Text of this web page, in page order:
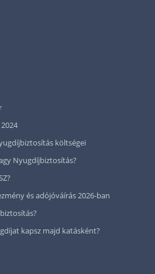
költségei
Nyugdíjbiztosítás?
és adójóváírás 2026-ban
kapsz majd katásként?